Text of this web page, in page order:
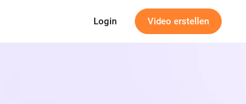
Login Video erstellen